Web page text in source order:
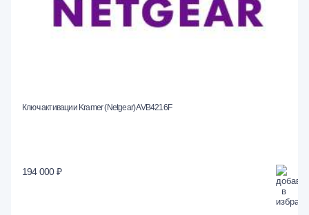
Ключ активации Kramer (Netgear) AVB4216F
194 000 ₽